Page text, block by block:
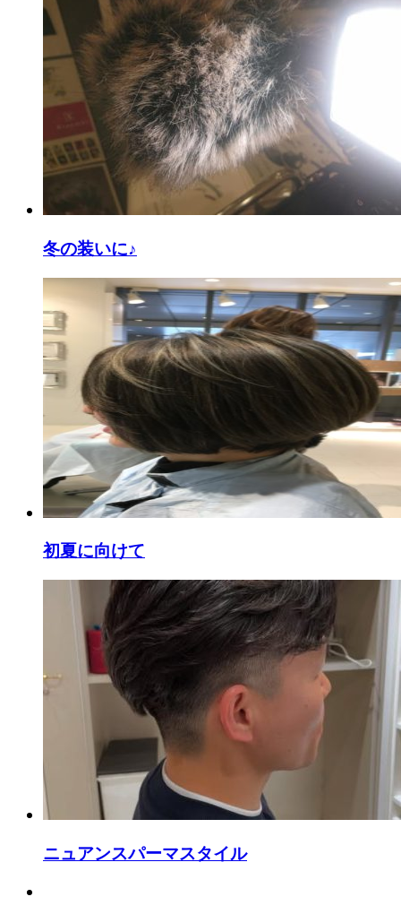
冬の装いに♪
初夏に向けて
ニュアンスパーマスタイル